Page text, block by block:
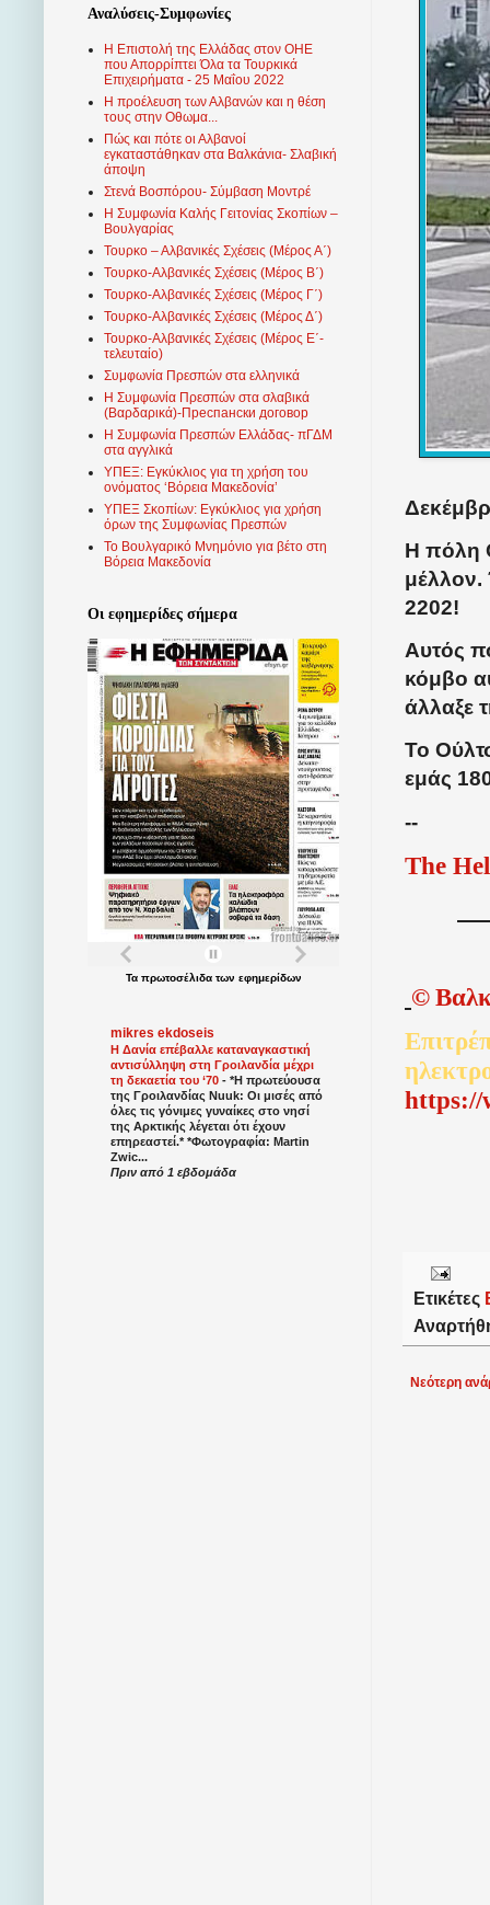
Η πόλη
μέλλον.
2202!
Αυτός
κόμβο
άλλαξε
Το
εμάς
--
The
©
https://
Ετικέτες
Νεότερη
Αναλύσεις-Συμφωνίες
Η Επιστολή της Ελλάδας στον ΟΗΕ
που Απορρίπτει Όλα τα Τουρκικά
Επιχειρήματα - 25 Μαΐου 2022
Η προέλευση των Αλβανών και η θέση
τους στην Οθωμα...
Πώς και πότε οι Αλβανοί
εγκαταστάθηκαν στα Βαλκάνια- Σλαβική
άποψη
Στενά Βοσπόρου- Σύμβαση Μοντρέ
Η Συμφωνία Καλής Γειτονίας Σκοπίων –
Βουλγαρίας
Τουρκο – Αλβανικές Σχέσεις (Mέρος Α΄)
Τουρκο-Αλβανικές Σχέσεις (Μέρος Β΄)
Τουρκο-Αλβανικές Σχέσεις (Μέρος Γ΄)
Τουρκο-Αλβανικές Σχέσεις (Μέρος Δ΄)
Τουρκο-Αλβανικές Σχέσεις (Μέρος Ε΄-
τελευταίο)
Συμφωνία Πρεσπών στα ελληνικά
Η Συμφωνία Πρεσπών στα σλαβικά
(Βαρδαρικά)-Преспански договор
Η Συμφωνία Πρεσπών Ελλάδας- πΓΔΜ
στα αγγλικά
ΥΠΕΞ: Εγκύκλιος για τη χρήση του
ονόματος ‘Βόρεια Μακεδονία’
ΥΠΕΞ Σκοπίων: Εγκύκλιος για χρήση
όρων της Συμφωνίας Πρεσπών
Το Βουλγαρικό Μνημόνιο για βέτο στη
Βόρεια Μακεδονία
Οι εφημερίδες σήμερα
Τα πρωτοσέλιδατων εφημερίδων
mikres ekdoseis
Η Δανία επέβαλλε καταναγκαστική
αντισύλληψη στη Γροιλανδία μέχρι
τη δεκαετία του ‘70 - *Η πρωτεύουσα
της Γροιλανδίας Nuuk: Οι μισές από
όλες τις γόνιμες γυναίκες στο νησί
της Αρκτικής λέγεται ότι έχουν
επηρεαστεί.* *Φωτογραφία: Martin
Zwic...
Πριν από 1 εβδομάδα